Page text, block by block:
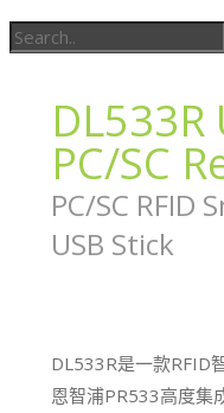
DL533R
PC/SC
PC/SC RFID
USB Stick
DL533R是一款RFID
恩智浦PR533高度集